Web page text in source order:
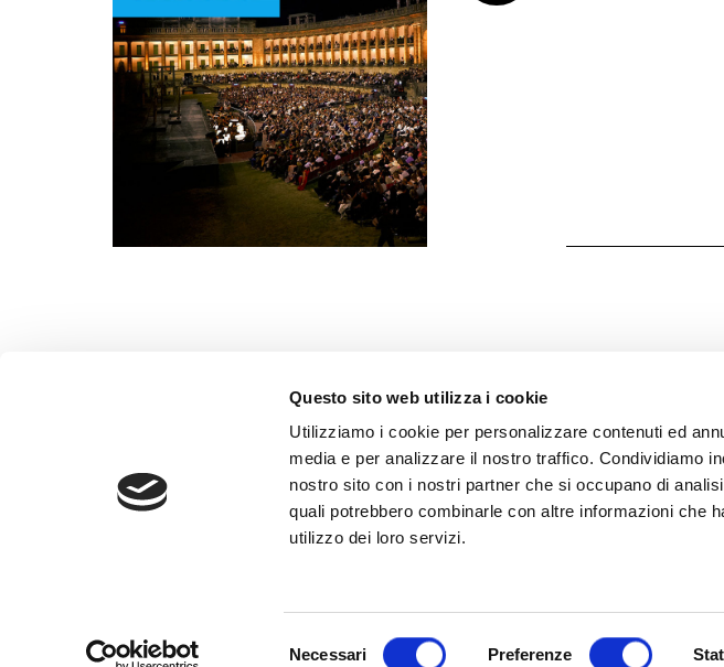
Questo sito web utilizza i cookie
Utilizziamo i cookie per personalizzare contenuti ed
media e per analizzare il nostro traffico. Condividiamo
nostro sito con i nostri partner che si occupano di
quali potrebbero combinarle con altre informazioni che
utilizzo dei loro servizi.
Necessari Preferenze
Contatti
Privacy Policy